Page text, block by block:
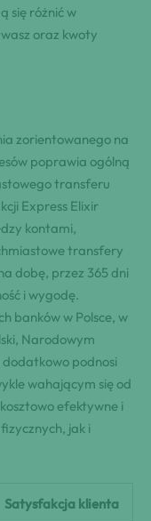
się różnić w
oraz kwoty
zorientowanego na
poprawia ogólną
transferu
Express Elixir
kontami,
transfery
dobę, przez 365 dni
i wygodę.
banków w Polsce, w
Narodowym
dodatkowo podnosi
wahającym się od
efektywne i
jak i
Satysfakcja klienta